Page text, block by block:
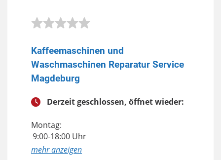
Kaffeemaschinen und
Waschmaschinen Reparatur Service
Magdeburg
Derzeit geschlossen, öffnet wieder:
Montag:
9:00-18:00 Uhr
anzeigen